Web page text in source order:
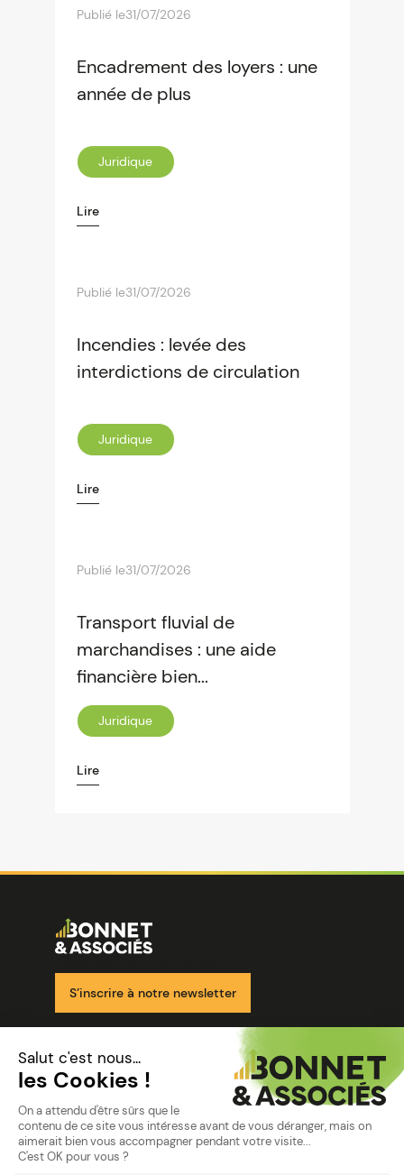
Publié le31/07/2026
Encadrement des loyers : une
année de plus
Juridique
Lire
Publié le31/07/2026
Incendies : levée des
interdictions de circulation
Juridique
Lire
Publié le31/07/2026
Transport fluvial de
marchandises : une aide
financière bien...
Juridique
Lire
Image
S’inscrire à notre newsletter
Nos solutions
Nos cabinets
Mon espace client